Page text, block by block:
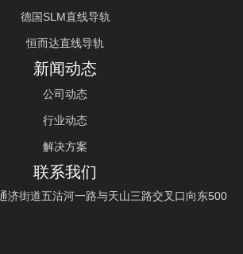
德国SLM直线导轨
恒而达直线导轨
新闻动态
公司动态
行业动态
解决方案
联系我们
济街道五沽河一路与天山三路交叉口向东500